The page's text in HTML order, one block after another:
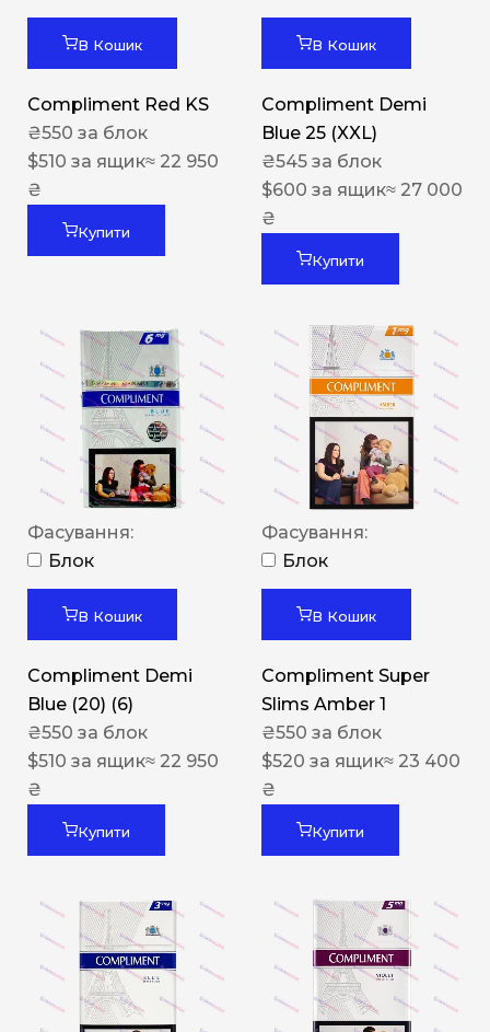
В Кошик
Compliment Red KS
₴550 за блок
$510 за ящик≈ 22 950
₴
Купити
В Кошик
Compliment Demi
Blue 25 (XXL)
₴545 за блок
$600 за ящик≈ 27 000
₴
Купити
Фасування:
Блок
В Кошик
Compliment Demi
Blue (20) (6)
₴550 за блок
$510 за ящик≈ 22 950
₴
Купити
Фасування:
Блок
В Кошик
Compliment Super
Slims Amber 1
₴550 за блок
$520 за ящик≈ 23 400
₴
Купити